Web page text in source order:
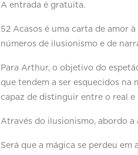
A entrada é gratuita.
52 Acasos é uma carta de amor
números de ilusionismo e de
Para Arthur, o objetivo do
que tendem a ser esquecidos na
capaz de distinguir entre o real e
Através do ilusionismo, abordo a
Será que a mágica se perdeu em